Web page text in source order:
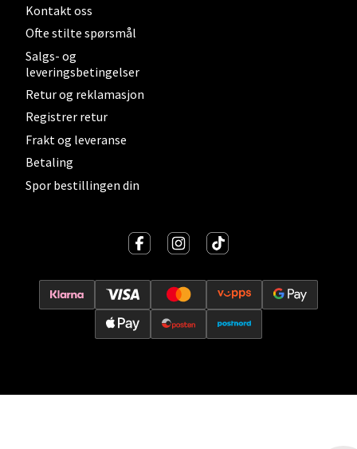
Kontakt oss
Ofte stilte spørsmål
Salgs- og
leveringsbetingelser
Retur og reklamasjon
Registrer retur
Frakt og leveranse
Betaling
Spor bestillingen din
Oslo - Thon Senter Storo
Vitaminveien 7 - 9, 0485 Oslo
Åpent i dag 10-21
0 i butikk
Lillehammer - Strandtorget
Strandtorget, 2609 Lillehammer
Åpent i dag 09-20